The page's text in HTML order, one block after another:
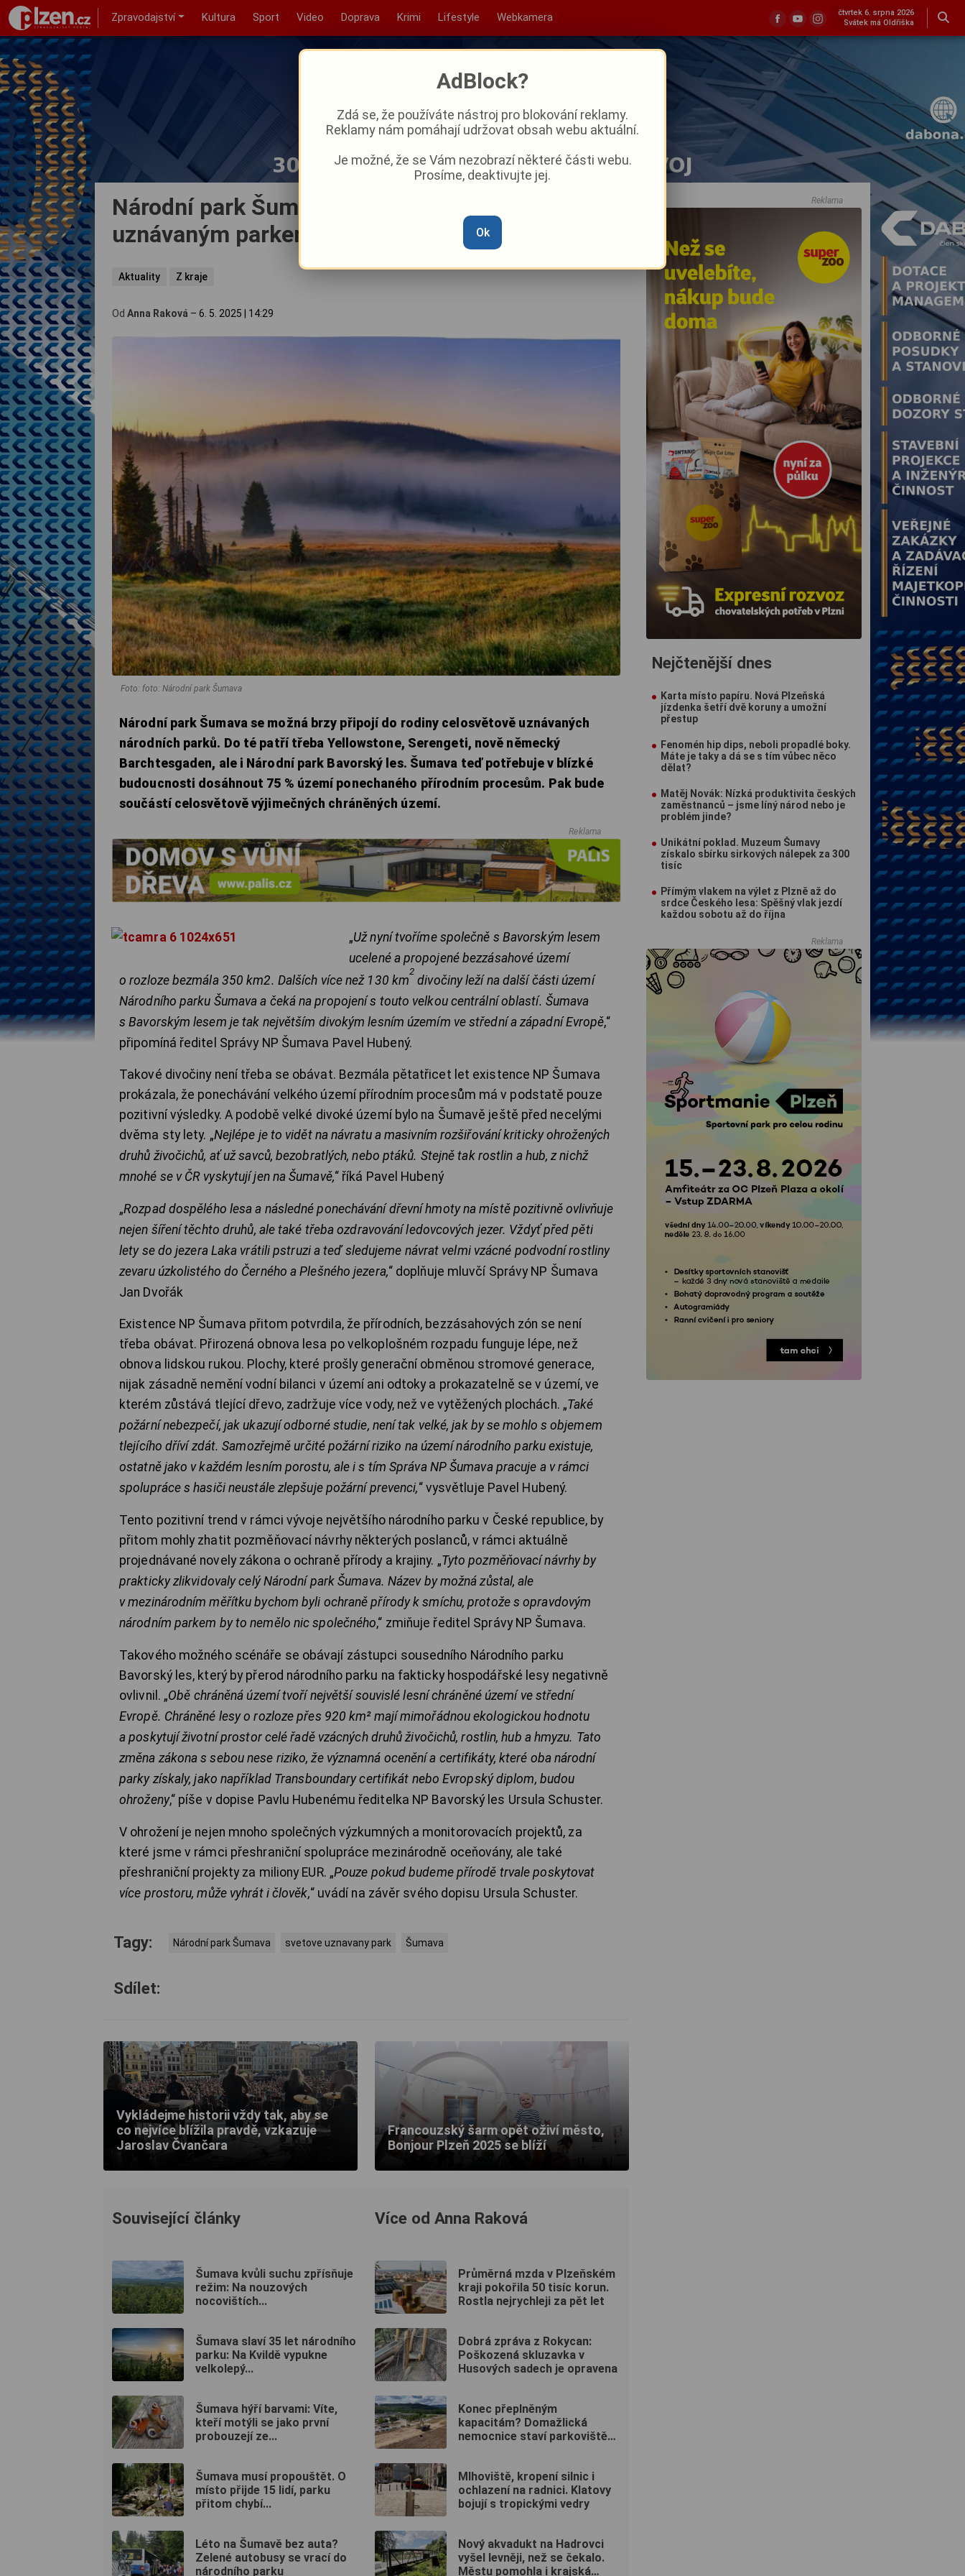
Zpravodajství Kultura Sport Video Doprava Krimi Lifestyle Webkamera
čtvrtek 6. srpna 2026
Svátek má Oldřiška
Národní park Šumava má šanci stát se světově
uznávaným parkem
Aktuality Z kraje
Od Anna Raková – 6. 5. 2025 14:29
Foto: foto: Národní park Šumava
Národní park Šumava se možná brzy připojí do rodiny celosvětově uznávaných
národních parků. Do té patří třeba Yellowstone, Serengeti, nově německý
Barchtesgaden, ale i Národní park Bavorský les. Šumava teď potřebuje v blízké
budoucnosti dosáhnout 75 % území ponechaného přírodním procesům. Pak bude
součástí celosvětově výjimečných chráněných území.
Reklama
„Už nyní tvoříme společně s Bavorským lesem
ucelené a propojené bezzásahové území
o rozloze bezmála 350 km2. Dalších více než 130 km
2
divočiny leží na další části území
Národního parku Šumava a čeká na propojení s touto velkou centrální oblastí. Šumava
s Bavorským lesem je tak největším divokým lesním územím ve střední a západní Evropě,“
připomíná ředitel Správy NP Šumava Pavel Hubený.
Takové divočiny není třeba se obávat. Bezmála pětatřicet let existence NP Šumava
prokázala, že ponechávání velkého území přírodním procesům má v podstatě pouze
pozitivní výsledky. A podobě velké divoké území bylo na Šumavě ještě před necelými
dvěma sty lety. „Nejlépe je to vidět na návratu a masivním rozšiřování kriticky ohrožených
druhů živočichů, ať už savců, bezobratlých, nebo ptáků. Stejně tak rostlin a hub, z nichž
mnohé se v ČR vyskytují jen na Šumavě,“ říká Pavel Hubený
„Rozpad dospělého lesa a následné ponechávání dřevní hmoty na místě pozitivně ovlivňuje
nejen šíření těchto druhů, ale také třeba ozdravování ledovcových jezer. Vždyť před pěti
lety se do jezera Laka vrátili pstruzi a teď sledujeme návrat velmi vzácné podvodní rostliny
zevaru úzkolistého do Černého a Plešného jezera,“ doplňuje mluvčí Správy NP Šumava
Jan Dvořák
Existence NP Šumava přitom potvrdila, že přírodních, bezzásahových zón se není
třeba obávat. Přirozená obnova lesa po velkoplošném rozpadu funguje lépe, než
obnova lidskou rukou. Plochy, které prošly generační obměnou stromové generace,
nijak zásadně nemění vodní bilanci v území ani odtoky a prokazatelně se v území, ve
kterém zůstává tlející dřevo, zadržuje více vody, než ve vytěžených plochách. „Také
požární nebezpečí, jak ukazují odborné studie, není tak velké, jak by se mohlo s objemem
tlejícího dříví zdát. Samozřejmě určité požární riziko na území národního parku existuje,
ostatně jako v každém lesním porostu, ale i s tím Správa NP Šumava pracuje a v rámci
spolupráce s hasiči neustále zlepšuje požární prevenci,“ vysvětluje Pavel Hubený.
Tento pozitivní trend v rámci vývoje největšího národního parku v České republice, by
přitom mohly zhatit pozměňovací návrhy některých poslanců, v rámci aktuálně
projednávané novely zákona o ochraně přírody a krajiny. „Tyto pozměňovací návrhy by
prakticky zlikvidovaly celý Národní park Šumava. Název by možná zůstal, ale
v mezinárodním měřítku bychom byli ochraně přírody k smíchu, protože s opravdovým
národním parkem by to nemělo nic společného,“ zmiňuje ředitel Správy NP Šumava.
Takového možného scénáře se obávají zástupci sousedního Národního parku
Bavorský les, který by přerod národního parku na fakticky hospodářské lesy negativně
ovlivnil. „Obě chráněná území tvoří největší souvislé lesní chráněné území ve střední
Evropě. Chráněné lesy o rozloze přes 920 km² mají mimořádnou ekologickou hodnotu
a poskytují životní prostor celé řadě vzácných druhů živočichů, rostlin, hub a hmyzu. Tato
změna zákona s sebou nese riziko, že významná ocenění a certifikáty, které oba národní
parky získaly, jako například Transboundary certifikát nebo Evropský diplom, budou
ohroženy,“ píše v dopise Pavlu Hubenému ředitelka NP Bavorský les Ursula Schuster.
V ohrožení je nejen mnoho společných výzkumných a monitorovacích projektů, za
které jsme v rámci přeshraniční spolupráce mezinárodně oceňovány, ale také
přeshraniční projekty za miliony EUR. „Pouze pokud budeme přírodě trvale poskytovat
více prostoru, může vyhrát i člověk,“ uvádí na závěr svého dopisu Ursula Schuster.
Tagy: Národní park Šumava svetove uznavany park Šumava
Sdílet:
Vykládejme historii vždy tak, aby se
co nejvíce blížila pravdě, vzkazuje
Jaroslav Čvančara
Francouzský šarm opět oživí město,
Bonjour Plzeň 2025 se blíží
Související články
Šumava kvůli suchu zpřísňuje
režim: Na nouzových
nocovištích...
Šumava slaví 35 let národního
parku: Na Kvildě vypukne
velkolepý...
Šumava hýří barvami: Víte,
kteří motýli se jako první
probouzejí ze...
Šumava musí propouštět. O
místo přijde 15 lidí, parku
přitom chybí...
Léto na Šumavě bez auta?
Zelené autobusy se vrací do
národního parku
Více od Anna Raková
Průměrná mzda v Plzeňském
kraji pokořila 50 tisíc korun.
Rostla nejrychleji za pět let
Dobrá zpráva z Rokycan:
Poškozená skluzavka v
Husových sadech je opravena
Konec přeplněným
kapacitám? Domažlická
nemocnice staví parkoviště
Mlhoviště, kropení silnic i
ochlazení na radnici. Klatovy
bojují s tropickými vedry
Nový akvadukt na Hadrovci
vyšel levněji, než se čekalo.
Městu pomohla i krajská
Reklama
Nejčtenější dnes
Karta místo papíru. Nová Plzeňská
jízdenka šetří dvě koruny a umožní
přestup
Fenomén hip dips, neboli propadlé boky.
Máte je taky a dá se s tím vůbec něco
dělat?
Matěj Novák: Nízká produktivita českých
zaměstnanců – jsme líný národ nebo je
problém jinde?
Unikátní poklad. Muzeum Šumavy
získalo sbírku sirkových nálepek za 300
tisíc
Přímým vlakem na výlet z Plzně až do
srdce Českého lesa: Spěšný vlak jezdí
každou sobotu až do října
Reklama
AdBlock?
Zdá se, že používáte nástroj pro blokování reklamy.
Reklamy nám pomáhají udržovat obsah webu aktuální.
Je možné, že se Vám nezobrazí některé části webu.
Prosíme, deaktivujte jej.
Ok